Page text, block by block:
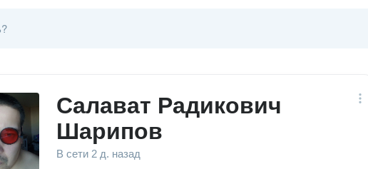
Салават Радикович
Шарипов
В сети 2 д. назад